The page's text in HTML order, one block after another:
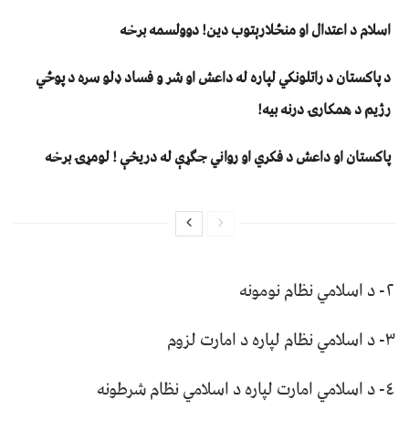
اسلام د اعتدال او منځلارېتوب دین! دوولسمه برخه
د پاکستان د راتلونکي لپاره له داعش او شر و فساد ډلو سره د پوځي
رژیم د همکارۍ درنه بیه!
پاکستان او داعش د فکري او رواني جګړې له دریڅې ! لومړۍ برخه
٢- د اسلامي نظام نومونه
٣- د اسلامي نظام لپاره د امارت لزوم
٤- د اسلامي امارت لپاره د اسلامي نظام شرطونه